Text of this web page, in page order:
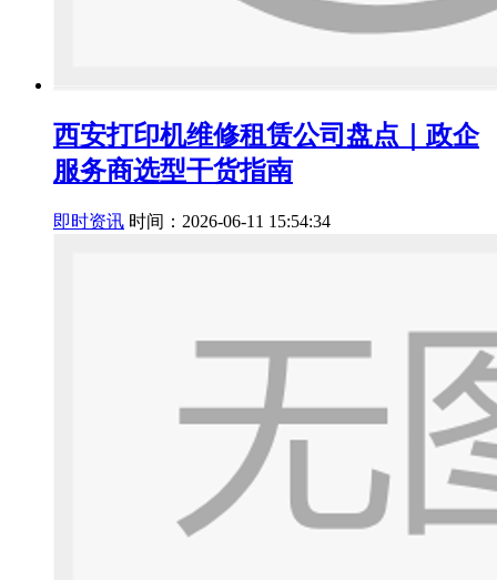
西安打印机维修租赁公司盘点｜政企
服务商选型干货指南
即时资讯 时间：2026-06-11 15:54:34